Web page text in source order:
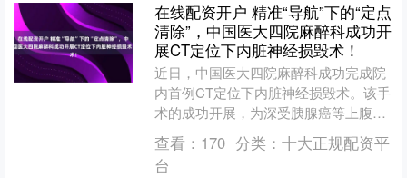
在线配资开户 精准“导航”下的“定点
清除”，中国医大四院麻醉科成功开
展CT定位下内脏神经损毁术！
近日，中国医大四院麻醉科成功完成院
内首例CT定位下内脏神经损毁术。该手
术的成功开展，为深受胰腺癌等上腹部
肿瘤导致剧烈疼痛折磨的患者提供了更
优的解决方案，标志着我....
查看： 170 分类： 十大正规配资平
台